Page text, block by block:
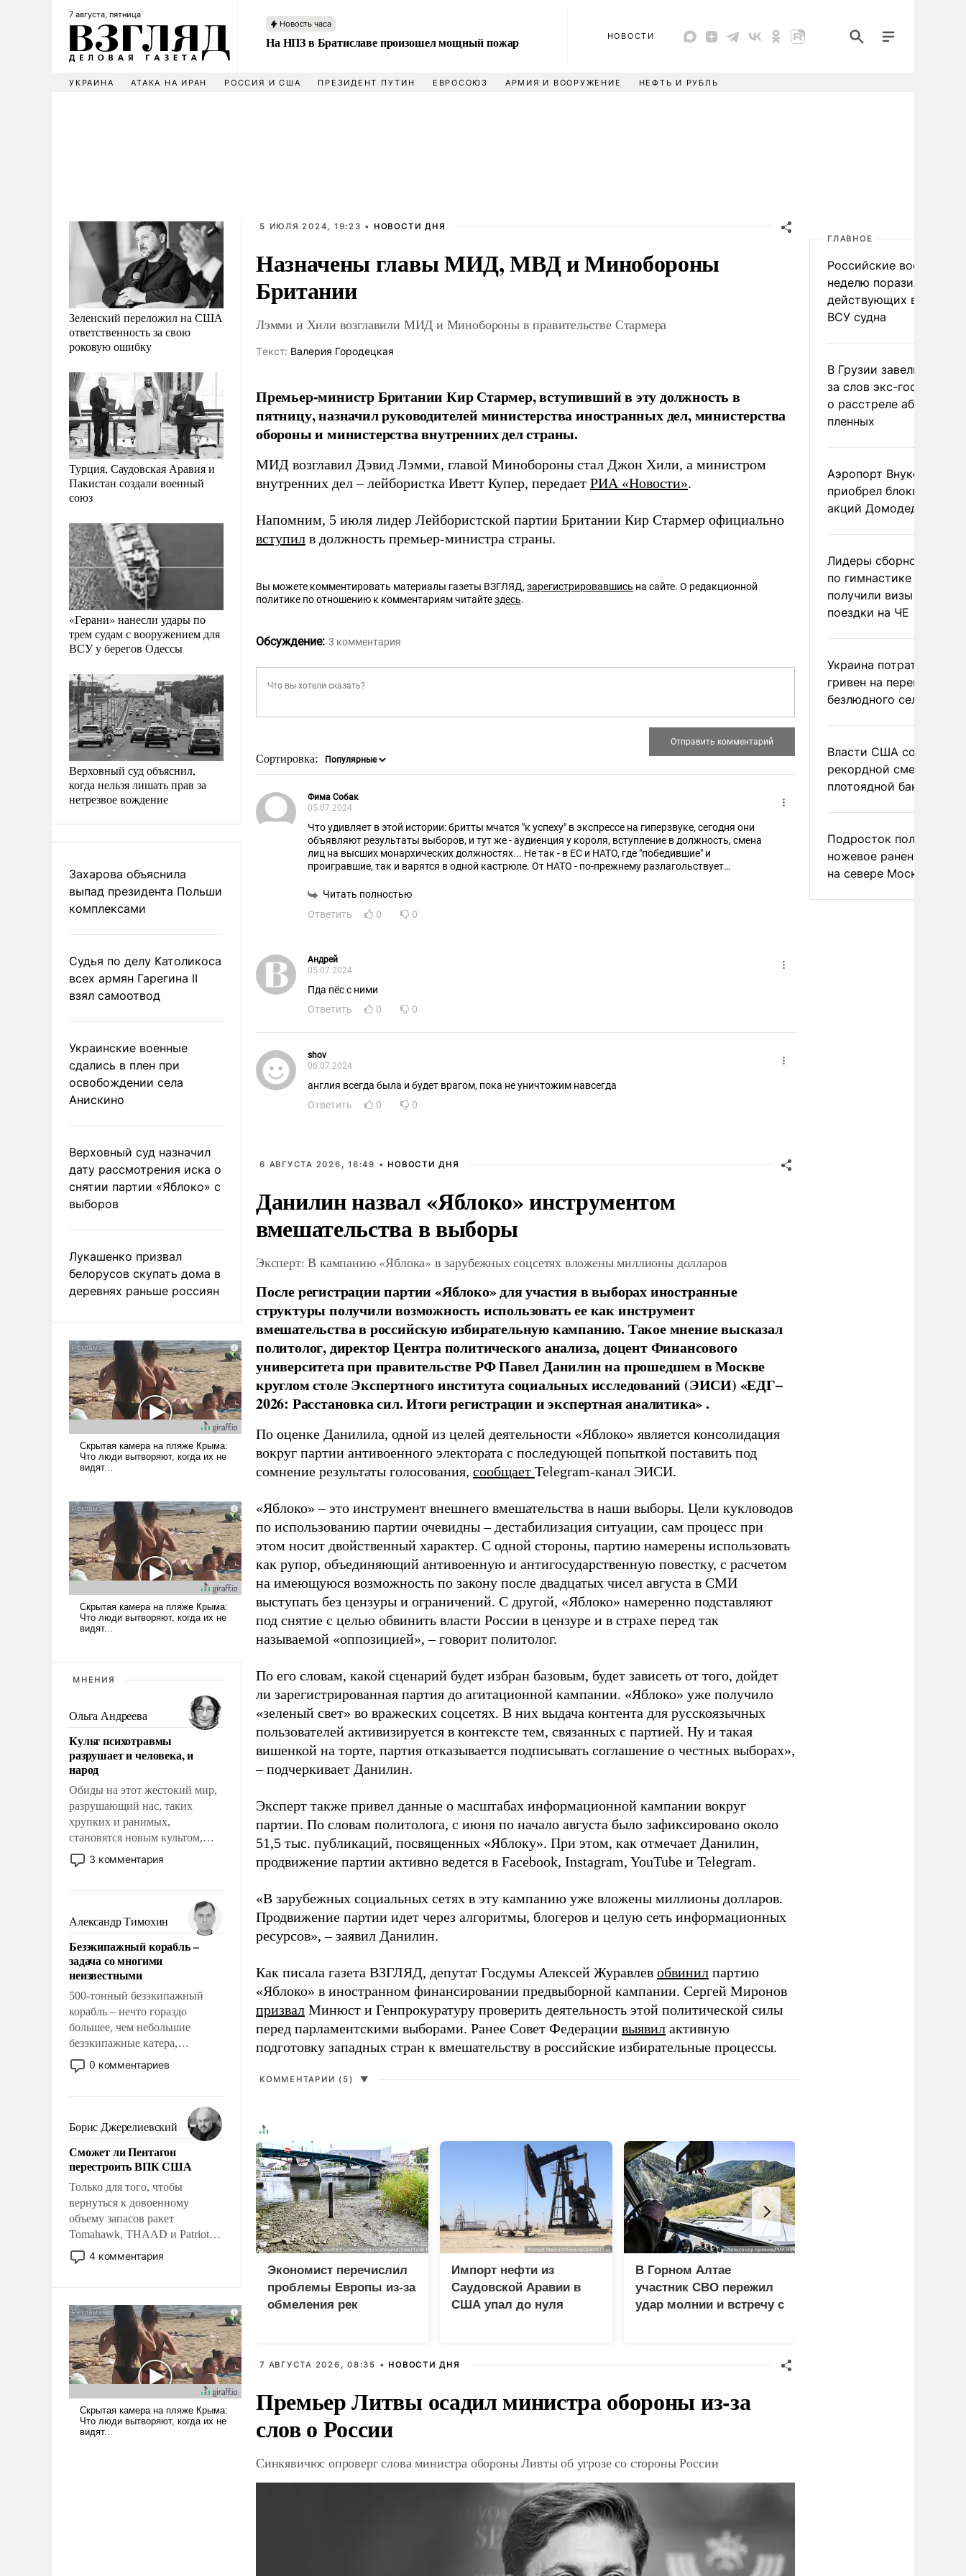
7 августа, пятница
Новость часа
На НПЗ в Братиславе произошел мощный пожар НОВОСТИ
УКРАИНА АТАКА НА ИРАН РОССИЯ И США ПРЕЗИДЕНТ ПУТИН ЕВРОСОЮЗ АРМИЯ И ВООРУЖЕНИЕ НЕФТЬ И РУБЛЬ
Зеленский переложил на США
ответственность за свою
роковую ошибку
Турция, Саудовская Аравия и
Пакистан создали военный
союз
«Герани» нанесли удары по
трем судам с вооружением для
ВСУ у берегов Одессы
Верховный суд объяснил,
когда нельзя лишать прав за
нетрезвое вождение
Захарова объяснила
выпад президента Польши
комплексами
Судья по делу Католикоса
всех армян Гарегина II
взял самоотвод
Украинские военные
сдались в плен при
освобождении села
Анискино
Верховный суд назначил
дату рассмотрения иска о
снятии партии «Яблоко» с
выборов
Лукашенко призвал
белорусов скупать дома в
деревнях раньше россиян
МНЕНИЯ
Ольга Андреева
Культ психотравмы
разрушает и человека, и
народ
Обиды на этот жестокий мир,
разрушающий нас, таких
хрупких и ранимых,
становятся новым культом,
постепенно вытесняя и
отменяя традиционное
мужественным и твердым под
ударами судьбы, брать на себя
ответственность, помогать
слабым, идти вперед и
адаптироваться.
3 комментария
Александр Тимохин
Безэкипажный корабль –
задача со многими
неизвестными
500-тонный безэкипажный
корабль – нечто гораздо
большее, чем небольшие
безэкипажные катера,
применение которых уже
стало обыденностью. Задача по
сложна и амбициозна. Однако
и ее реализация радикально
поднимет наши боевые
возможности.
0 комментариев
Борис Джерелиевский
Сможет ли Пентагон
перестроить ВПК США
Только для того, чтобы
вернуться к довоенному
объему запасов ракет
Tomahawk, THAAD и Patriot
США потребуется более трех
лет. Даже небольшая война с
Сложившаяся ситуация
означает многолетний период
уязвимости США, например,
перед Китаем.
4 комментария
5 ИЮЛЯ 2024, 19:23 • НОВОСТИ ДНЯ
Назначены главы МИД, МВД и Минобороны
Британии
Лэмми и Хили возглавили МИД и Минобороны в правительстве Стармера
Tекст: Валерия Городецкая
Премьер-министр Британии Кир Стармер, вступивший в эту должность в
пятницу, назначил руководителей министерства иностранных дел, министерства
обороны и министерства внутренних дел страны.
МИД возглавил Дэвид Лэмми, главой Минобороны стал Джон Хили, а министром
внутренних дел – лейбористка Иветт Купер, передает РИА «Новости».
Напомним, 5 июля лидер Лейбористской партии Британии Кир Стармер официально
вступил в должность премьер-министра страны.
Вы можете комментировать материалы газеты ВЗГЛЯД, зарегистрировавшись на сайте. О редакционной
политике по отношению к комментариям читайтездесь.
Обсуждение: 3 комментария
Сортировка:
Фима Собак
05.07.2024
Что удивляет в этой истории: бритты мчатся "к успеху" в экспрессе на гиперзвуке, сегодня они
объявляют результаты выборов, и тут же - аудиенция у короля, вступление в должность, смена
лиц на высших монархических должностях... Не так - в ЕС и НАТО, где "победившие" и
проигравшие, так и варятся в одной кастрюле. От НАТО - по-прежнему разлагольствует
уровень, тем больше там тормозов, согласований, утруски и утряски. Связанные одной цепью...
Читать полностью
Ответить
0 0
Андрей
05.07.2024
Пда пëс с ними
Ответить
0 0
shov
06.07.2024
англия всегда была и будет врагом, пока не уничтожим навсегда
Ответить
0 0
6 АВГУСТА 2026, 16:49 • НОВОСТИ ДНЯ
Данилин назвал «Яблоко» инструментом
вмешательства в выборы
Эксперт: В кампанию «Яблока» в зарубежных соцсетях вложены миллионы долларов
После регистрации партии «Яблоко» для участия в выборах иностранные
структуры получили возможность использовать ее как инструмент
вмешательства в российскую избирательную кампанию. Такое мнение высказал
политолог, директор Центра политического анализа, доцент Финансового
университета при правительстве РФ Павел Данилин на прошедшем в Москве
круглом столе Экспертного института социальных исследований (ЭИСИ) «ЕДГ–
2026: Расстановка сил. Итоги регистрации и экспертная аналитика» .
По оценке Данилила, одной из целей деятельности «Яблоко» является консолидация
вокруг партии антивоенного электората с последующей попыткой поставить под
сомнение результаты голосования, сообщает Telegram-канал ЭИСИ.
«Яблоко» – это инструмент внешнего вмешательства в наши выборы. Цели кукловодов
по использованию партии очевидны – дестабилизация ситуации, сам процесс при
этом носит двойственный характер. С одной стороны, партию намерены использовать
как рупор, объединяющий антивоенную и антигосударственную повестку, с расчетом
на имеющуюся возможность по закону после двадцатых чисел августа в СМИ
выступать без цензуры и ограничений. С другой, «Яблоко» намеренно подставляют
под снятие с целью обвинить власти России в цензуре и в страхе перед так
называемой «оппозицией», – говорит политолог.
По его словам, какой сценарий будет избран базовым, будет зависеть от того, дойдет
ли зарегистрированная партия до агитационной кампании. «Яблоко» уже получило
«зеленый свет» во вражеских соцсетях. В них выдача контента для русскоязычных
пользователей активизируется в контексте тем, связанных с партией. Ну и такая
вишенкой на торте, партия отказывается подписывать соглашение о честных выборах»,
– подчеркивает Данилин.
Эксперт также привел данные о масштабах информационной кампании вокруг
партии. По словам политолога, с июня по начало августа было зафиксировано около
51,5 тыс. публикаций, посвященных «Яблоку». При этом, как отмечает Данилин,
продвижение партии активно ведется в Facebook, Instagram, YouTube и Telegram.
«В зарубежных социальных сетях в эту кампанию уже вложены миллионы долларов.
Продвижение партии идет через алгоритмы, блогеров и целую сеть информационных
ресурсов», – заявил Данилин.
Как писала газета ВЗГЛЯД, депутат Госдумы Алексей Журавлев обвинил партию
«Яблоко» в иностранном финансировании предвыборной кампании. Сергей Миронов
призвал Минюст и Генпрокуратуру проверить деятельность этой политической силы
перед парламентскими выборами. Ранее Совет Федерации выявил активную
подготовку западных стран к вмешательству в российские избирательные процессы.
КОММЕНТАРИИ (5) ▼
Экономист перечислил
проблемы Европы из-за
обмеления рек
Импорт нефти из
Саудовской Аравии в
США упал до нуля
В Горном Алтае
участник СВО пережил
удар молнии и встречу с
7 АВГУСТА 2026, 08:35 • НОВОСТИ ДНЯ
Премьер Литвы осадил министра обороны из-за
слов о России
Синкявичюс опроверг слова министра обороны Ливты об угрозе со стороны России
ГЛАВНОЕ
Российские военные за
неделю поразили 34
действующих в
ВСУ судна
В Грузии завели дело
за слов экс-
о расстреле абхазских
пленных
Аэропорт Внуково
приобрел блокпакет
акций Домодедово
Лидеры сборной
по гимнастике не
получили визы для
поездки на ЧЕ
Украина потратила 1
гривен на
безлюдного села
Власти США сообщили
рекордной смертности
плотоядной бактерии
Подросток получил
ножевое ранение в
на севере Москвы